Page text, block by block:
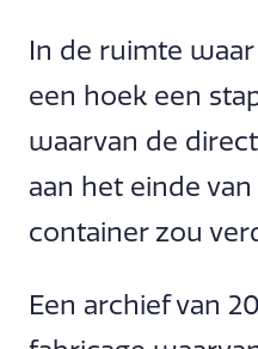
In de ruimte
een hoek een
waarvan de
aan het einde
container zou
Een archief van